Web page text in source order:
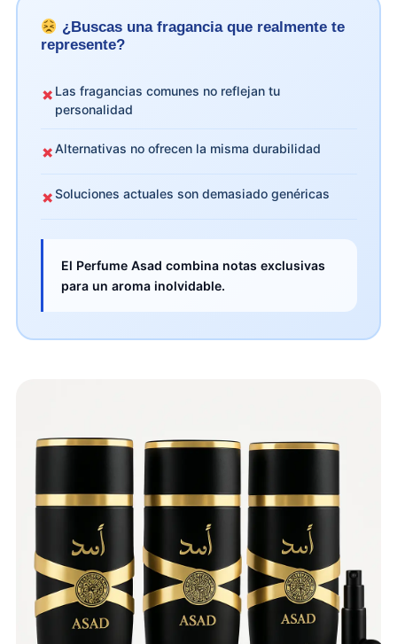
¿Buscas una fragancia que realmente te
represente?
✗ Las fragancias comunes no reflejan tu
personalidad
✗Alternativas no ofrecen la misma durabilidad
✗Soluciones actuales son demasiado genéricas
El Perfume Asad combina notas exclusivas
para un aroma inolvidable.